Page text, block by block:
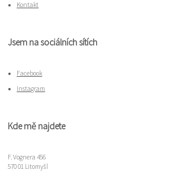
Kontakt
Jsem na sociálních sítích
Facebook
Instagram
Kde mě najdete
F. Vognera 456
570 01 Litomyšl